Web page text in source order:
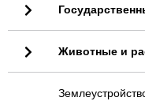
Животные и